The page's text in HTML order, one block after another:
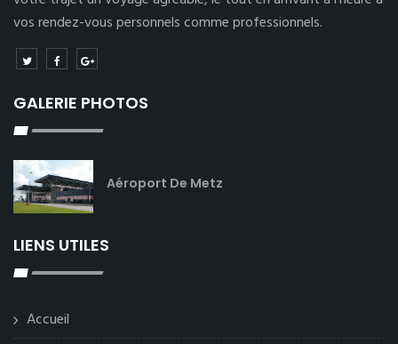
vos rendez-vous personnels comme professionnels.
GALERIE PHOTOS
Aéroport De Metz
LIENS UTILES
Accueil